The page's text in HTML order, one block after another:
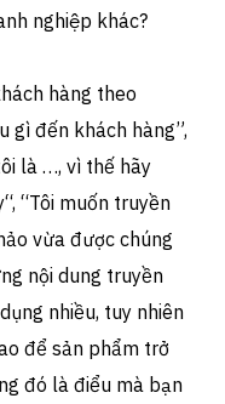
nghiệp khác?
hàng theo
gì đến khách hàng”,
là …, vì thế hãy
“Tôi muốn truyền
vừa được chúng
nội dung truyền
nhiều, tuy nhiên
để sản phẩm trở
đó là điểu mà bạn